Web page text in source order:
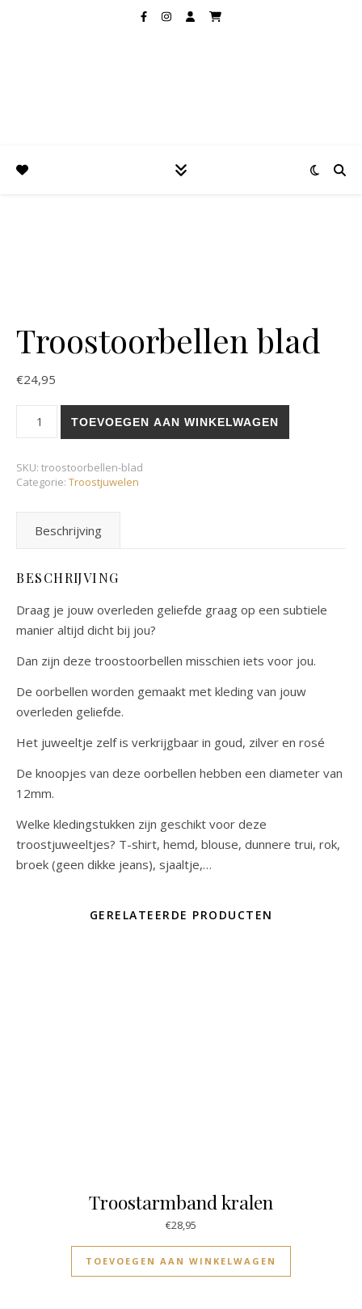
Troostoorbellen blad
€24,95
TOEVOEGEN AAN WINKELWAGEN
SKU: troostoorbellen-blad
Categorie: Troostjuwelen
Beschrijving
BESCHRIJVING
Draag je jouw overleden geliefde graag op een subtiele
manier altijd dicht bij jou?
Dan zijn deze troostoorbellen misschien iets voor jou.
De oorbellen worden gemaakt met kleding van jouw
overleden geliefde.
Het juweeltje zelf is verkrijgbaar in goud, zilver en rosé
De knoopjes van deze oorbellen hebben een diameter van
12mm.
Welke kledingstukken zijn geschikt voor deze
troostjuweeltjes? T-shirt, hemd, blouse, dunnere trui, rok,
broek (geen dikke jeans), sjaaltje,…
GERELATEERDE PRODUCTEN
Troostarmband kralen
€28,95
TOEVOEGEN AAN WINKELWAGEN